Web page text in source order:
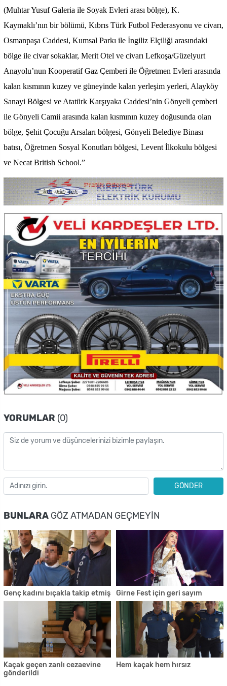
(Muhtar Yusuf Galeria ile Soyak Evleri arası bölge), K.
Kaymaklı’nın bir bölümü, Kıbrıs Türk Futbol Federasyonu ve civarı,
Osmanpaşa Caddesi, Kumsal Parkı ile İngiliz Elçiliği arasındaki
bölge ile civar sokaklar, Merit Otel ve civarı Lefkoşa/Güzelyurt
Anayolu’nun Kooperatif Gaz Çemberi ile Öğretmen Evleri arasında
kalan kısmının kuzey ve güneyinde kalan yerleşim yerleri, Alayköy
Sanayi Bölgesi ve Atatürk Karşıyaka Caddesi’nin Gönyeli çemberi
ile Gönyeli Camii arasında kalan kısmının kuzey doğusunda olan
bölge, Şehit Çocuğu Arsaları bölgesi, Gönyeli Belediye Binası
batısı, Öğretmen Sosyal Konutları bölgesi, Levent İlkokulu bölgesi
ve Necat British School.”
YORUMLAR (0)
GÖNDER
BUNLARA GÖZ ATMADAN GEÇMEYIN
Genç kadını bıçakla takip etmiş Girne Fest için geri sayım
Kaçak geçen zanlı cezaevine
gönderildi
Hem kaçak hem hırsız